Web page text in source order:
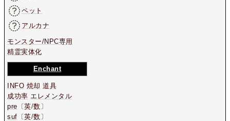
ペット
アルカナ
モンスター/NPC専用
精霊実体化
Enchant
INFO 焼却 道具
成功率 エレメンタル
pre 〔英/数 〕
suf 〔英/数 〕